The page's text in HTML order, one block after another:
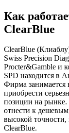
Как
ClearBlue
ClearBlue
Swiss Precision
Procter&Gamble и
SPD находится в
Фирма занимается
приобрести
позиции на рынке.
отнести к
высокой
ClearBlue.